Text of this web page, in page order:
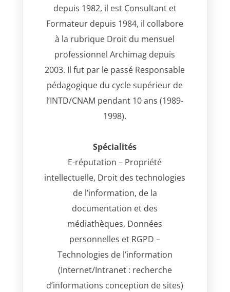
depuis 1982, il est Consultant et
Formateur depuis 1984, il collabore
à la rubrique Droit du mensuel
professionnel Archimag depuis
2003. Il fut par le passé Responsable
pédagogique du cycle supérieur de
l’INTD/CNAM pendant 10 ans (1989-
1998).
Spécialités
E-réputation – Propriété
intellectuelle, Droit des technologies
de l’information, de la
documentation et des
médiathèques, Données
personnelles et RGPD –
Technologies de l’information
(Internet/Intranet : recherche
d’informations conception de sites)